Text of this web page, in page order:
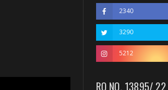
2340
3290
5212
RO NO. 13895/ 22